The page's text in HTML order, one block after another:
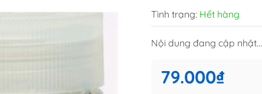
HG Gundam ( High Grade )
Tình trạng: Hết hàng
Nội dung đang cập nhật...
79.000₫